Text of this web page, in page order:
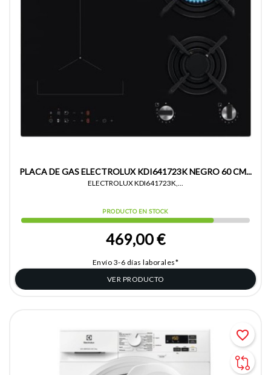
PLACA DE GAS ELECTROLUX KDI641723K NEGRO 60 CM...
ELECTROLUX KDI641723K,...
PRODUCTO EN STOCK
469,00 €
Envío 3-6 días laborales*
VER PRODUCTO
favorite_border